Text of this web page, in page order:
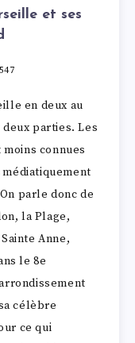
et ses
en deux au
parties. Les
moins connues
parle donc de
la Plage,
Anne,
le 8e
célèbre
ce qui